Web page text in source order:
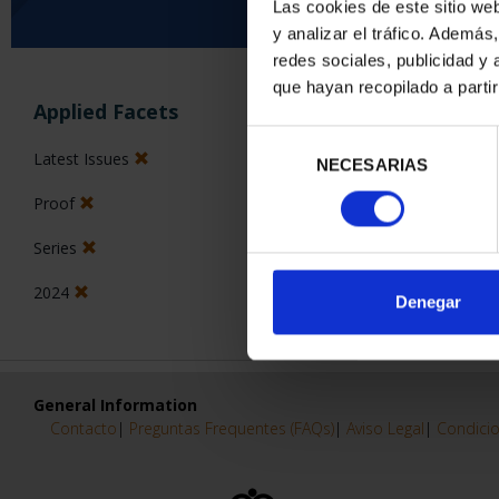
Las cookies de este sitio
y analizar el tráfico.
redes sociales, publicidad y
que hayan recopilado a
consentimiento
NECESARIAS
Denegar
Applied Facets
Latest Issues
Proof
Series
2024
0 Products found
General Information
Contacto | Preguntas Frequentes (FAQs)| Aviso Legal |